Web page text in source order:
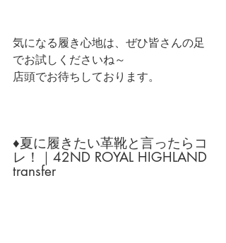
気になる履き心地は、ぜひ皆さんの足
でお試しくださいね～
店頭でお待ちしております。
♦夏に履きたい革靴と言ったらコ
レ！｜42ND ROYAL HIGHLAND
transfer